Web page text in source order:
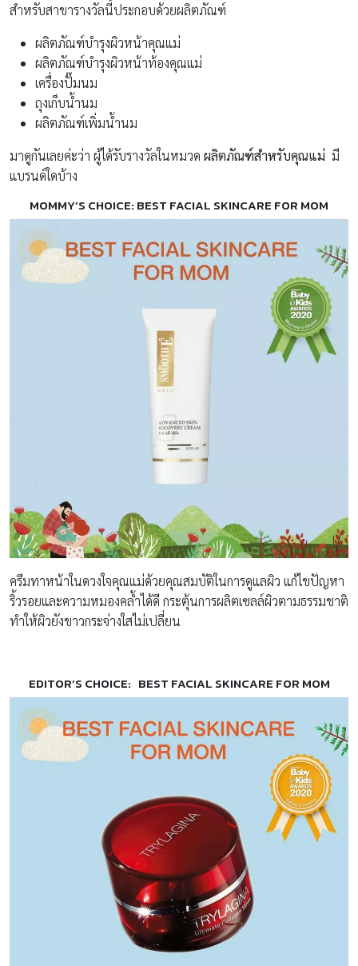
สำหรับสาขารางวัลนี้ประกอบด้วยผลิตภัณฑ์
ผลิตภัณฑ์บำรุงผิวหน้าคุณแม่
ผลิตภัณฑ์บำรุงผิวหน้าท้องคุณแม่
เครื่องปั๊มนม
ถุงเก็บน้ำนม
ผลิตภัณฑ์เพิ่มน้ำนม
มาดูกันเลยค่ะว่า ผู้ได้รับรางวัลในหมวด ผลิตภัณฑ์สำหรับคุณแม่ มี
แบรนด์ใดบ้าง
MOMMY’S CHOICE: BEST FACIAL SKINCARE FOR MOM
ครีมทาหน้าในดวงใจคุณแม่ด้วยคุณสมบัติในการดูแลผิว แก้ไขปัญหา
ริ้วรอยและความหมองคล้ำได้ดี กระตุ้นการผลิตเซลล์ผิวตามธรรมชาติ
ทำให้ผิวยังขาวกระจ่างใสไม่เปลี่ยน
EDITOR’S CHOICE: BEST FACIAL SKINCARE FOR MOM